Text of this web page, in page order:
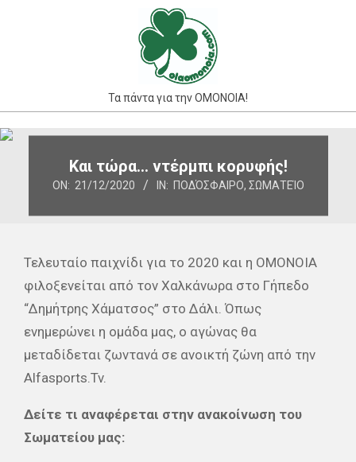
Τα πάντα για την ΟΜΟΝΟΙΑ!
Primary
Και τώρα… ντέρμπι κορυφής!
ON: 21/12/2020 IN: ΠΟΔΌΣΦΑΙΡΟ, ΣΩΜΑΤΕΊΟ
Τελευταίο παιχνίδι για το 2020 και η ΟΜΟΝΟΙΑ
φιλοξενείται από τον Χαλκάνωρα στο Γήπεδο
“Δημήτρης Χάματσος” στο Δάλι. Όπως
ενημερώνει η ομάδα μας, ο αγώνας θα
μεταδίδεται ζωντανά σε ανοικτή ζώνη από την
Alfasports.Tv.
Δείτε τι αναφέρεται στην ανακοίνωση του
Σωματείου μας: